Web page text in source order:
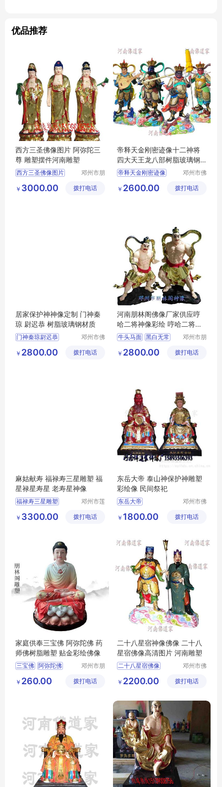
优品推荐
西方三圣佛像图片 阿弥陀三
尊 雕塑摆件河南雕塑
西方三圣佛像图片
邓州市朋
品店
￥ 3000.00 拨打电话
帝释天金刚密迹像十二神将
四大天王龙八部树脂玻璃钢
佛像摆件批发
帝释天金刚密迹像
河南佛道家厂家直销
邓州市佛
厂
￥ 2600.00 拨打电话
居家保护神神像定制 门神秦
琼 尉迟恭 树脂玻璃钢材质
门神秦琼尉迟恭
祭祀宗教用品
邓州市佛
厂
￥ 2800.00 拨打电话
河南朋林阁佛像厂家供应哼
哈二将神像彩绘 哼哈二将玻
璃钢 祭祀用品
牛头马面 黑白无常
邓州市朋
品店
￥ 2800.00 拨打电话
麻姑献寿 福禄寿三星雕塑 福
星禄星寿星 老寿星神像
福禄寿三星雕塑
老寿星神像
邓州市莲
工艺厂
￥ 3300.00 拨打电话
东岳大帝 泰山神保护神雕塑
彩绘像 民间祭祀
东岳大帝
河南佛道家厂家直销
邓州市佛
厂
￥ 1800.00 拨打电话
家庭供奉三宝佛 阿弥陀佛 药
师佛树脂雕塑 贴金彩绘佛像
三宝佛 阿弥陀佛
邓州市朋
品店
￥ 260.00 拨打电话
二十八星宿神像佛像 二十八
星宿佛像高清图片 河南雕塑
二十八星宿佛像
河南雕塑
邓州市佛
厂
￥ 2200.00 拨打电话